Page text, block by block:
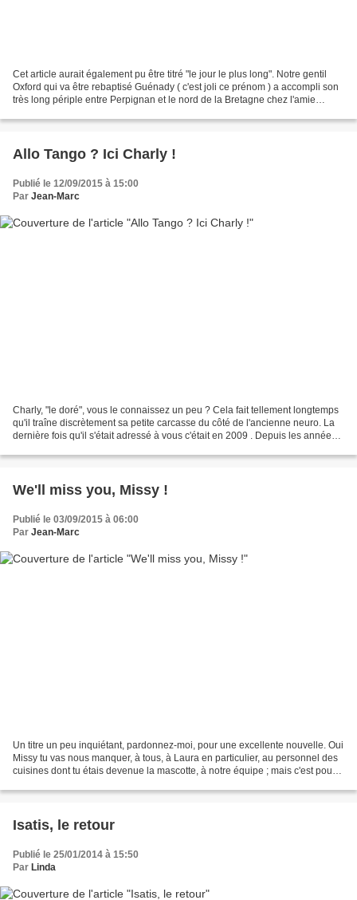
Cet article aurait également pu être titré "le jour le plus long". Notre gentil
Oxford qui va être rebaptisé Guénady ( c'est joli ce prénom ) a accompli son
très long périple entre Perpignan et le nord de la Bretagne chez l'amie
Allo Tango ? Ici Charly !
Publié le 12/09/2015 à 15:00
Par Jean-Marc
Charly, "le doré", vous le connaissez un peu ? Cela fait tellement longtemps
qu'il traîne discrètement sa petite carcasse du côté de l'ancienne neuro. La
dernière fois qu'il s'était adressé à vous c'était en 2009 . Depuis les années
We'll miss you, Missy !
Publié le 03/09/2015 à 06:00
Par Jean-Marc
Un titre un peu inquiétant, pardonnez-moi, pour une excellente nouvelle. Oui
Missy tu vas nous manquer, à tous, à Laura en particulier, au personnel des
cuisines dont tu étais devenue la mascotte, à notre équipe ; mais c'est pour
Isatis, le retour
Publié le 25/01/2014 à 15:50
Par Linda